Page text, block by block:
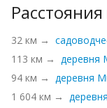
32 км →
113 км → деревня
94 км → деревня
1 604 км →